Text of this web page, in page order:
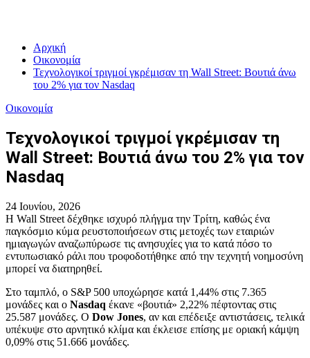
Αρχική
Οικονομία
Τεχνολογικοί τριγμοί γκρέμισαν τη Wall Street: Βουτιά άνω
του 2% για τον Nasdaq
Οικονομία
Τεχνολογικοί τριγμοί γκρέμισαν τη
Wall Street: Βουτιά άνω του 2% για τον
Nasdaq
24 Ιουνίου, 2026
Η Wall Street δέχθηκε ισχυρό πλήγμα την Τρίτη, καθώς ένα
παγκόσμιο κύμα ρευστοποιήσεων στις μετοχές των εταιριών
ημιαγωγών αναζωπύρωσε τις ανησυχίες για το κατά πόσο το
εντυπωσιακό ράλι που τροφοδοτήθηκε από την τεχνητή νοημοσύνη
μπορεί να διατηρηθεί.
Στο ταμπλό, ο S&P 500 υποχώρησε κατά 1,44% στις 7.365
μονάδες και ο Nasdaq έκανε «βουτιά» 2,22% πέφτοντας στις
25.587 μονάδες. Ο Dow Jones, αν και επέδειξε αντιστάσεις, τελικά
υπέκυψε στο αρνητικό κλίμα και έκλεισε επίσης με οριακή κάμψη
0,09% στις 51.666 μονάδες.